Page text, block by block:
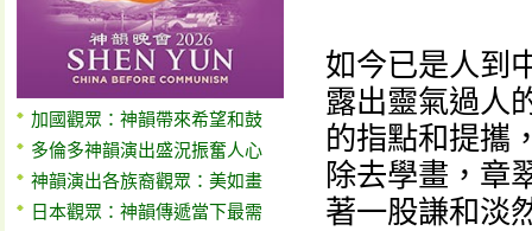
加國觀眾：神韻帶來希望和鼓
多倫多神韻演出盛況振奮人心
神韻演出各族裔觀眾：美如畫
日本觀眾：神韻傳遞當下最需
如今已是人到
露出靈氣過人
的指點和提攜
除去學畫，章
著一股謙和淡